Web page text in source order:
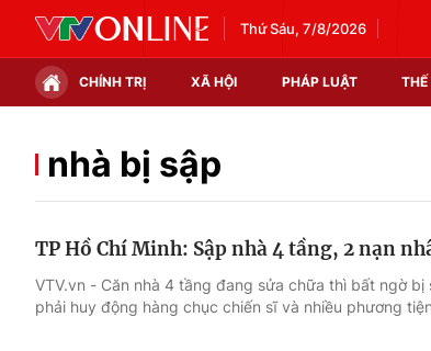
Thứ Sáu, 7/8/2026
CHÍNH TRỊ XÃ HỘI PHÁP LUẬT THẾ
Chính trị
Thế giới đó đây
Thị trường
nhà bị sập
TP Hồ Chí Minh: Sập nhà 4 tầng, 2 nạn
VTV.vn - Căn nhà 4 tầng đang sửa chữa thì bất ngờ
phải huy động hàng chục chiến sĩ và nhiều phương